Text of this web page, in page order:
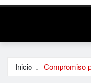
Inicio Compromiso